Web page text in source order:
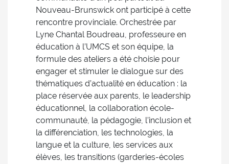
Nouveau-Brunswick ont participé à cette
rencontre provinciale. Orchestrée par
Lyne Chantal Boudreau, professeure en
éducation à l’UMCS et son équipe, la
formule des ateliers a été choisie pour
engager et stimuler le dialogue sur des
thématiques d’actualité en éducation : la
place réservée aux parents, le leadership
éducationnel, la collaboration école-
communauté, la pédagogie, l’inclusion et
la différenciation, les technologies, la
langue et la culture, les services aux
élèves, les transitions (garderies-écoles